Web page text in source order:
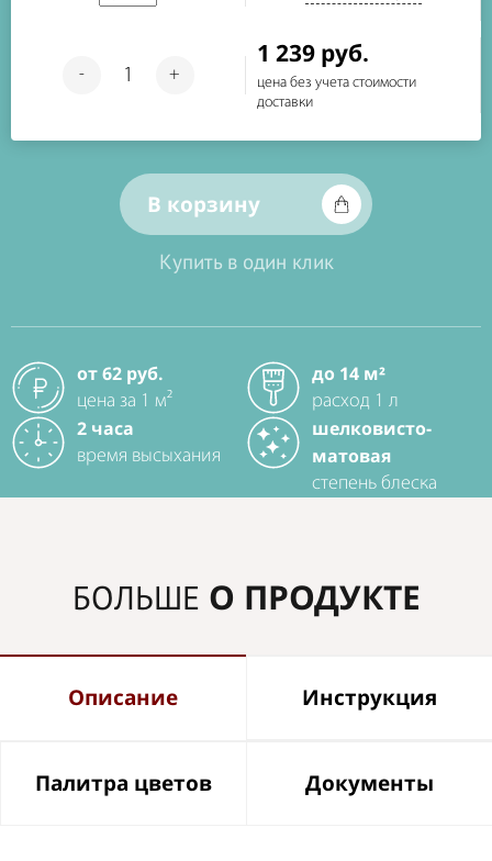
- +
1 239 руб.
цена без учета стоимости
доставки
В корзину
Купить в один клик
от 62 руб.
цена за 1 м²
до 14 м²
расход 1 л
2 часа
время высыхания
шелковисто-
матовая
степень блеска
БОЛЬШЕ О ПРОДУКТЕ
Описание Инструкция
Палитра цветов Документы